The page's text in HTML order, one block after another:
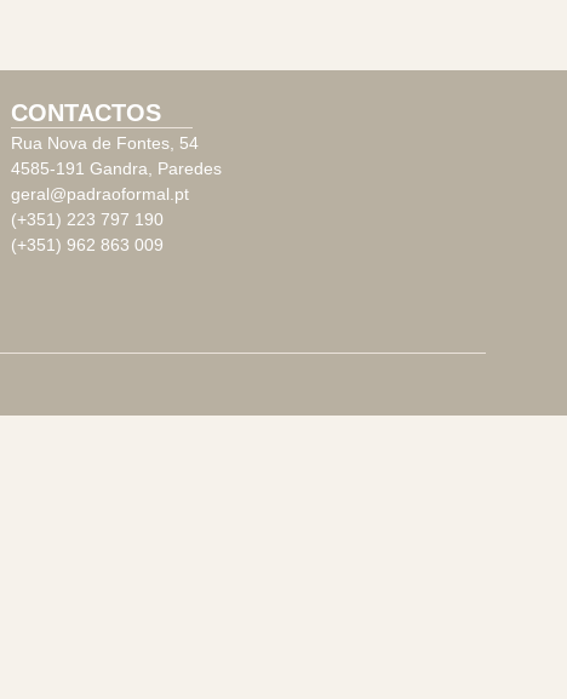
CONTACTOS
Rua Nova de Fontes, 54
4585-191 Gandra, Paredes
geral@padraoformal.pt
(+351) 223 797 190
(+351) 962 863 009